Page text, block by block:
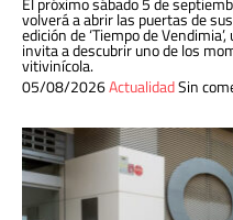
volverá a abrir las puertas de
edición de ‘Tiempo de
invita a descubrir uno de los
vitivinícola.
05/08/2026ActualidadSin